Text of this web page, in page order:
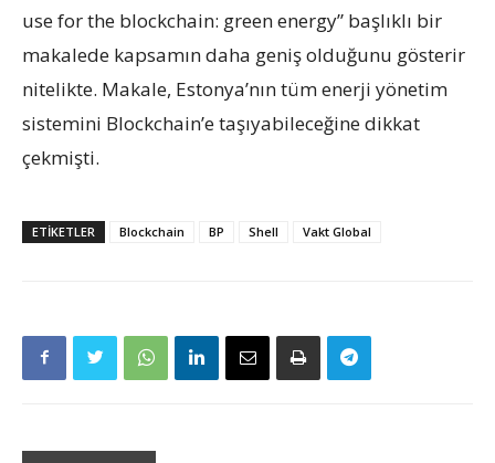
use for the blockchain: green energy” başlıklı bir
makalede kapsamın daha geniş olduğunu gösterir
nitelikte. Makale, Estonya’nın tüm enerji yönetim
sistemini Blockchain’e taşıyabileceğine dikkat
çekmişti.
ETIKETLER Blockchain BP Shell Vakt Global